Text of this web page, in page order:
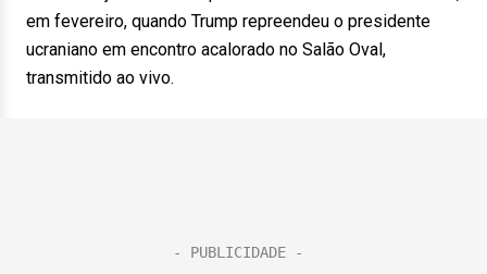
em fevereiro, quando Trump repreendeu o presidente
ucraniano em encontro acalorado no Salão Oval,
transmitido ao vivo.